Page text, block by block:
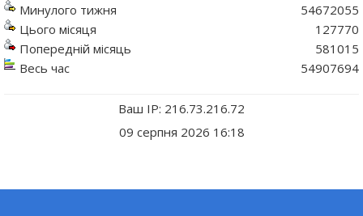
Минулого тижня
Цього місяця
Попередній місяць
Весь час
54672055
127770
581015
54907694
Ваш IP: 216.73.216.72
09 серпня 2026 16:18